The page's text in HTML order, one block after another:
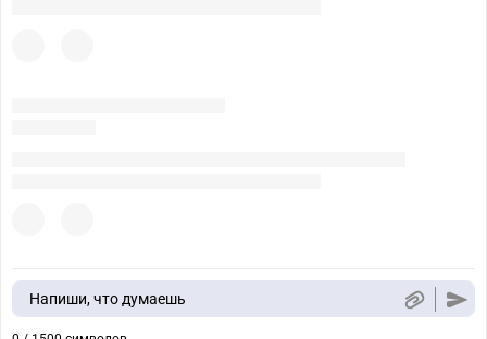
Напиши, что думаешь